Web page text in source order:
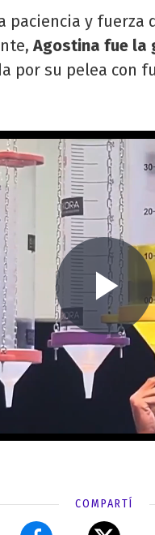
paciencia y fuerza
Agostina fue la
por su pelea con
COMPARTÍ